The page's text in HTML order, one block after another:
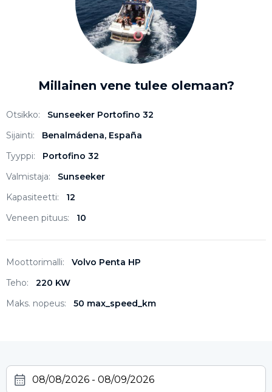
Millainen vene tulee olemaan?
Otsikko:
Sunseeker Portofino 32
Sijainti:
Benalmádena, España
Tyyppi:
Portofino 32
Valmistaja:
Sunseeker
Kapasiteetti:
12
Veneen pituus:
10
Moottorimalli:
Volvo Penta HP
Teho:
220 KW
Maks. nopeus:
50 max_speed_km